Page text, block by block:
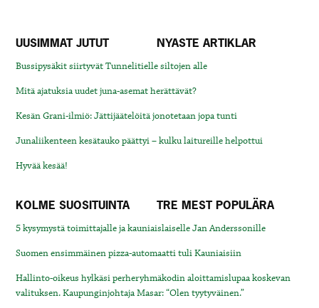
UUSIMMAT JUTUT NYASTE ARTIKLAR
Bussipysäkit siirtyvät Tunnelitielle siltojen alle
Mitä ajatuksia uudet juna-asemat herättävät?
Kesän Grani-ilmiö: Jättijäätelöitä jonotetaan jopa tunti
Junaliikenteen kesätauko päättyi – kulku laitureille helpottui
Hyvää kesää!
KOLME SUOSITUINTA TRE MEST POPULÄRA
5 kysymystä toimittajalle ja kauniaislaiselle Jan Anderssonille
Suomen ensimmäinen pizza-automaatti tuli Kauniaisiin
Hallinto-oikeus hylkäsi perheryhmäkodin aloittamislupaa koskevan
valituksen. Kaupunginjohtaja Masar: “Olen tyytyväinen.”